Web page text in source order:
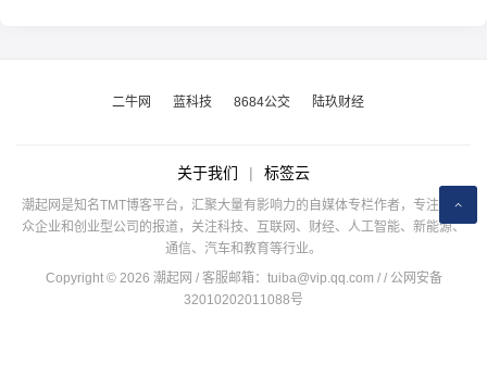
二牛网 蓝科技 8684公交 陆玖财经
关于我们 | 标签云
潮起网是知名TMT博客平台，汇聚大量有影响力的自媒体专栏作者，专注于公
众企业和创业型公司的报道，关注科技、互联网、财经、人工智能、新能源、
通信、汽车和教育等行业。
Copyright © 2026 潮起网 / 客服邮箱： tuiba@vip.qq.com / / 公网安备
32010202011088号